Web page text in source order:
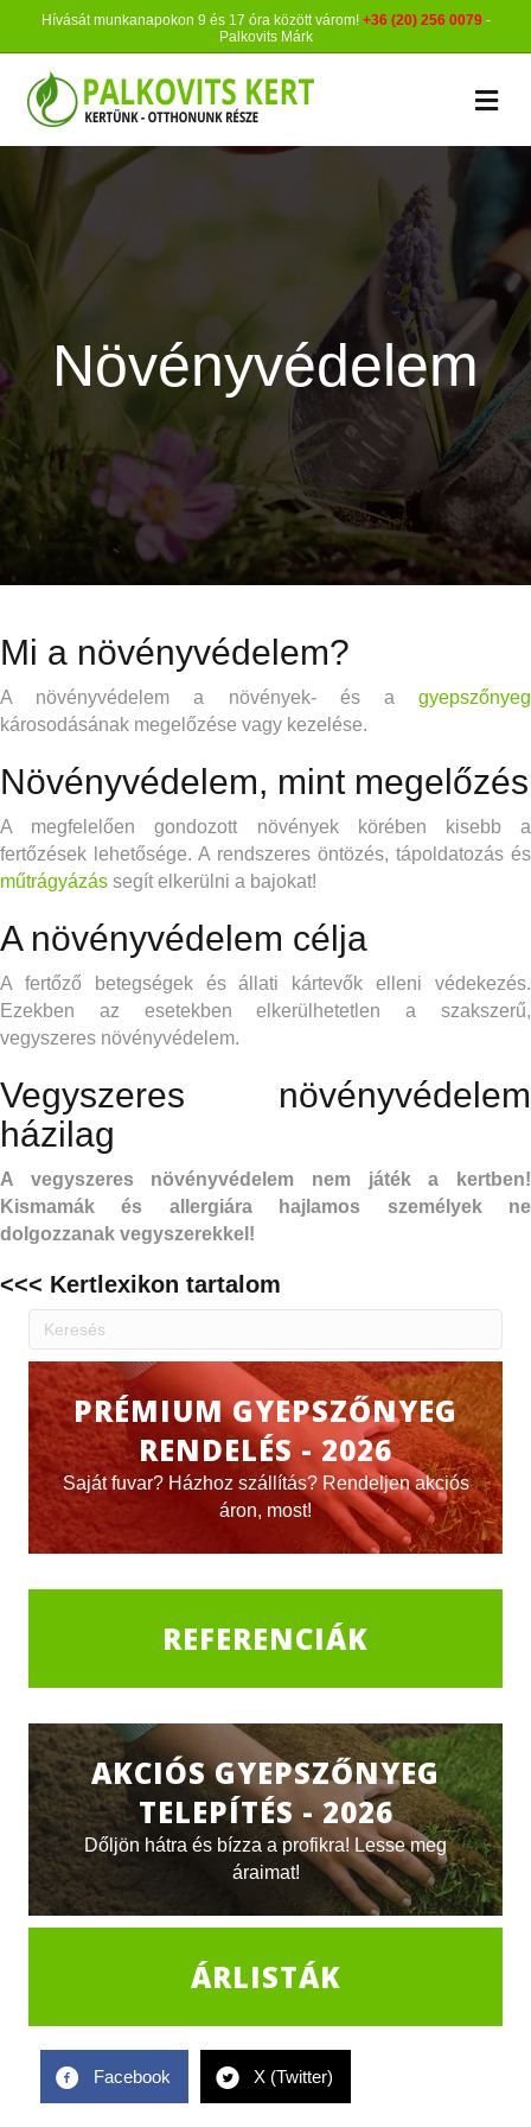
Hívását munkanapokon 9 és 17 óra között várom! +36 (20) 256 0079-
Palkovits Márk
Növényvédelem
Mi a növényvédelem?
A növényvédelem a növények- és a gyepszőnyeg
károsodásának megelőzése vagy kezelése.
Növényvédelem, mint megelőzés
A megfelelően gondozott növények körében kisebb a
fertőzések lehetősége. A rendszeres öntözés, tápoldatozás és
műtrágyázás segít elkerülni a bajokat!
A növényvédelem célja
A fertőző betegségek és állati kártevők elleni védekezés.
Ezekben az esetekben elkerülhetetlen a szakszerű,
vegyszeres növényvédelem.
Vegyszeres növényvédelem
házilag
A vegyszeres növényvédelem nem játék a kertben!
Kismamák és allergiára hajlamos személyek ne
dolgozzanak vegyszerekkel!
<<< Kertlexikon tartalom
PRÉMIUM GYEPSZŐNYEG
RENDELÉS - 2026
Saját fuvar? Házhoz szállítás? Rendeljen akciós
áron, most!
REFERENCIÁK
AKCIÓS GYEPSZŐNYEG
TELEPÍTÉS - 2026
Dőljön hátra és bízza a profikra! Lesse meg
áraimat!
ÁRLISTÁK
Facebook X (Twitter)